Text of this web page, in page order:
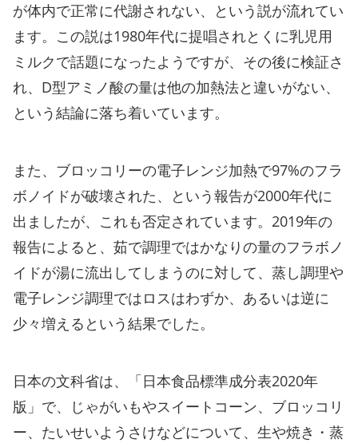
が体内で正常に代謝されない、という説が流れてい
ます。この説は1980年代に提唱されとくに乳児用
ミルクで話題になったようですが、その後に検証さ
れ、D型アミノ酸の量は他の加熱法と違いがない、
という結論に落ち着いています。
また、ブロッコリーの電子レンジ加熱で97%のフラ
ボノイドが破壊された、という報告が2000年代に
出ましたが、これも否定されています。2019年の
報告によると、茹で調理ではかなりの量のフラボノ
イドが湯に流出してしまうのに対して、蒸し調理や
電子レンジ調理ではロスはわずか、あるいは逆に
少々増えるという結果でした。
日本の文科省は、「日本食品標準成分表2020年
版」で、じゃがいもやスイートコーン、ブロッコリ
ー、たいせいようさけなどについて、生や焼き・蒸